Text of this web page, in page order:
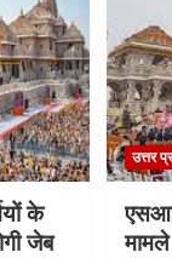
के
जेब
उत्तर